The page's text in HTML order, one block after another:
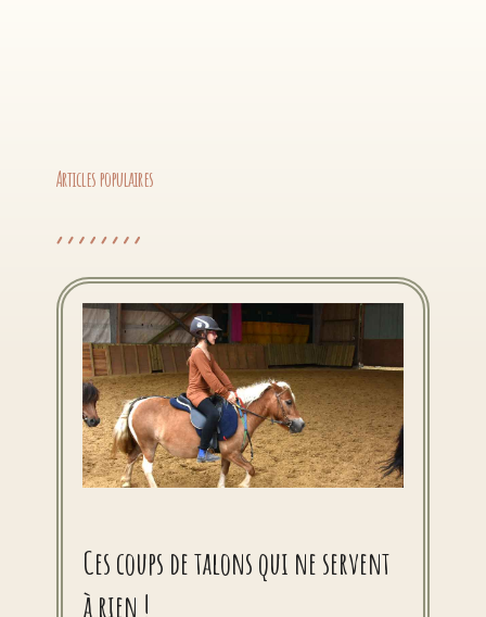
Articles populaires
Ces coups de talons qui ne servent
à rien !